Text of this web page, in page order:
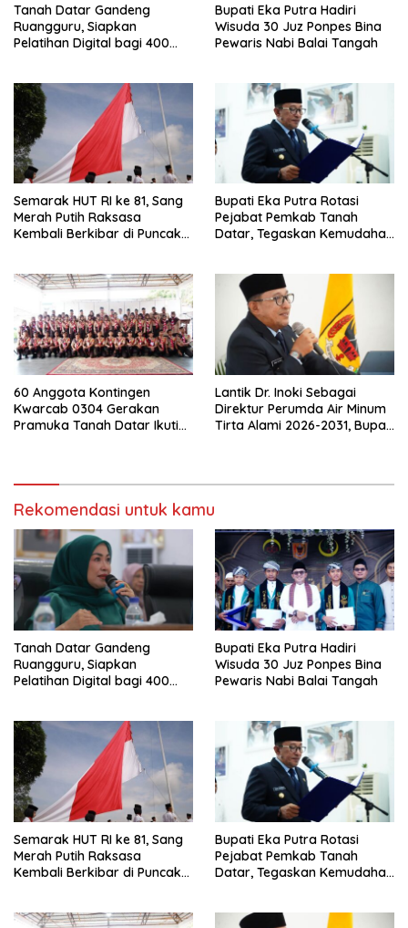
Tanah Datar Gandeng
Ruangguru, Siapkan
Pelatihan Digital bagi 400
Bupati Eka Putra Hadiri
Wisuda 30 Juz Ponpes Bina
Pewaris Nabi Balai Tangah
Semarak HUT RI ke 81, Sang
Merah Putih Raksasa
Kembali Berkibar di Puncak
Bupati Eka Putra Rotasi
Pejabat Pemkab Tanah
Datar, Tegaskan Kemudahan
60 Anggota Kontingen
Kwarcab 0304 Gerakan
Pramuka Tanah Datar Ikuti
Lantik Dr. Inoki Sebagai
Direktur Perumda Air Minum
Tirta Alami 2026-2031, Bupati
Visi dan Misi
Rekomendasi untuk kamu
Tanah Datar Gandeng
Ruangguru, Siapkan
Pelatihan Digital bagi 400
Bupati Eka Putra Hadiri
Wisuda 30 Juz Ponpes Bina
Pewaris Nabi Balai Tangah
Semarak HUT RI ke 81, Sang
Merah Putih Raksasa
Kembali Berkibar di Puncak
Bupati Eka Putra Rotasi
Pejabat Pemkab Tanah
Datar, Tegaskan Kemudahan